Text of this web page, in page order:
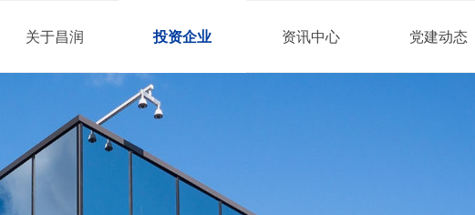
关于昌润 投资企业 资讯中心 党建动态